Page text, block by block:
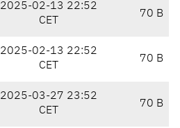
2025-02-13 22:52
CET
70 B
2025-02-13 22:52
CET
70 B
2025-03-27 23:52
CET
70 B